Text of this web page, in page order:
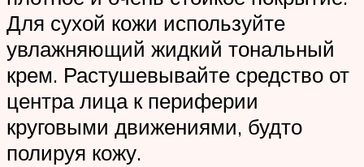
Для сухой кожи используйте
увлажняющий жидкий тональный
крем. Растушевывайте средство от
центра лица к периферии
круговыми движениями, будто
полируя кожу.